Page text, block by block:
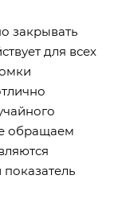
закрывать
для всех
обращаем